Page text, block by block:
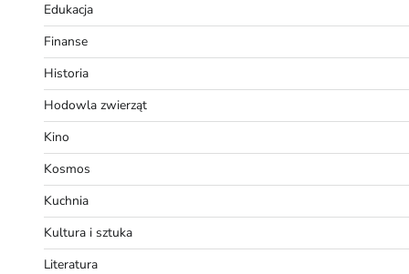
Edukacja
Finanse
Historia
Hodowla zwierząt
Kino
Kosmos
Kuchnia
Kultura i sztuka
Literatura